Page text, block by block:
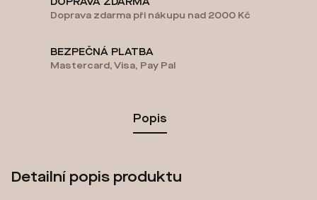
Doprava zdarma při nákupu nad 2000 Kč
BEZPEČNÁ PLATBA
Mastercard, Visa, Pay Pal
Popis
Detailní popis produktu